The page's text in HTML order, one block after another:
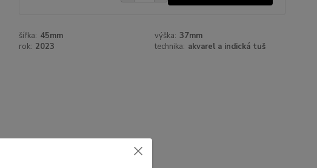
šířka: 45mm výška: 37mm
rok: 2023 technika: akvarel a indická tuš